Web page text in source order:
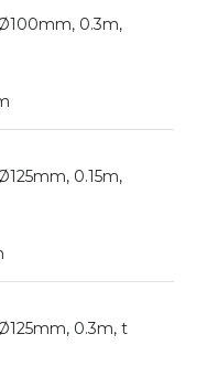
0.3m,
0.15m,
0.3m, t